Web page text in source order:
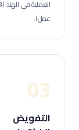
عمل).
03
التفويض